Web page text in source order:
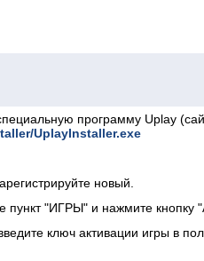
программу Uplay
UplayInstaller.exe
новый.
"ИГРЫ" и нажмите кнопку
ключ активации игры в